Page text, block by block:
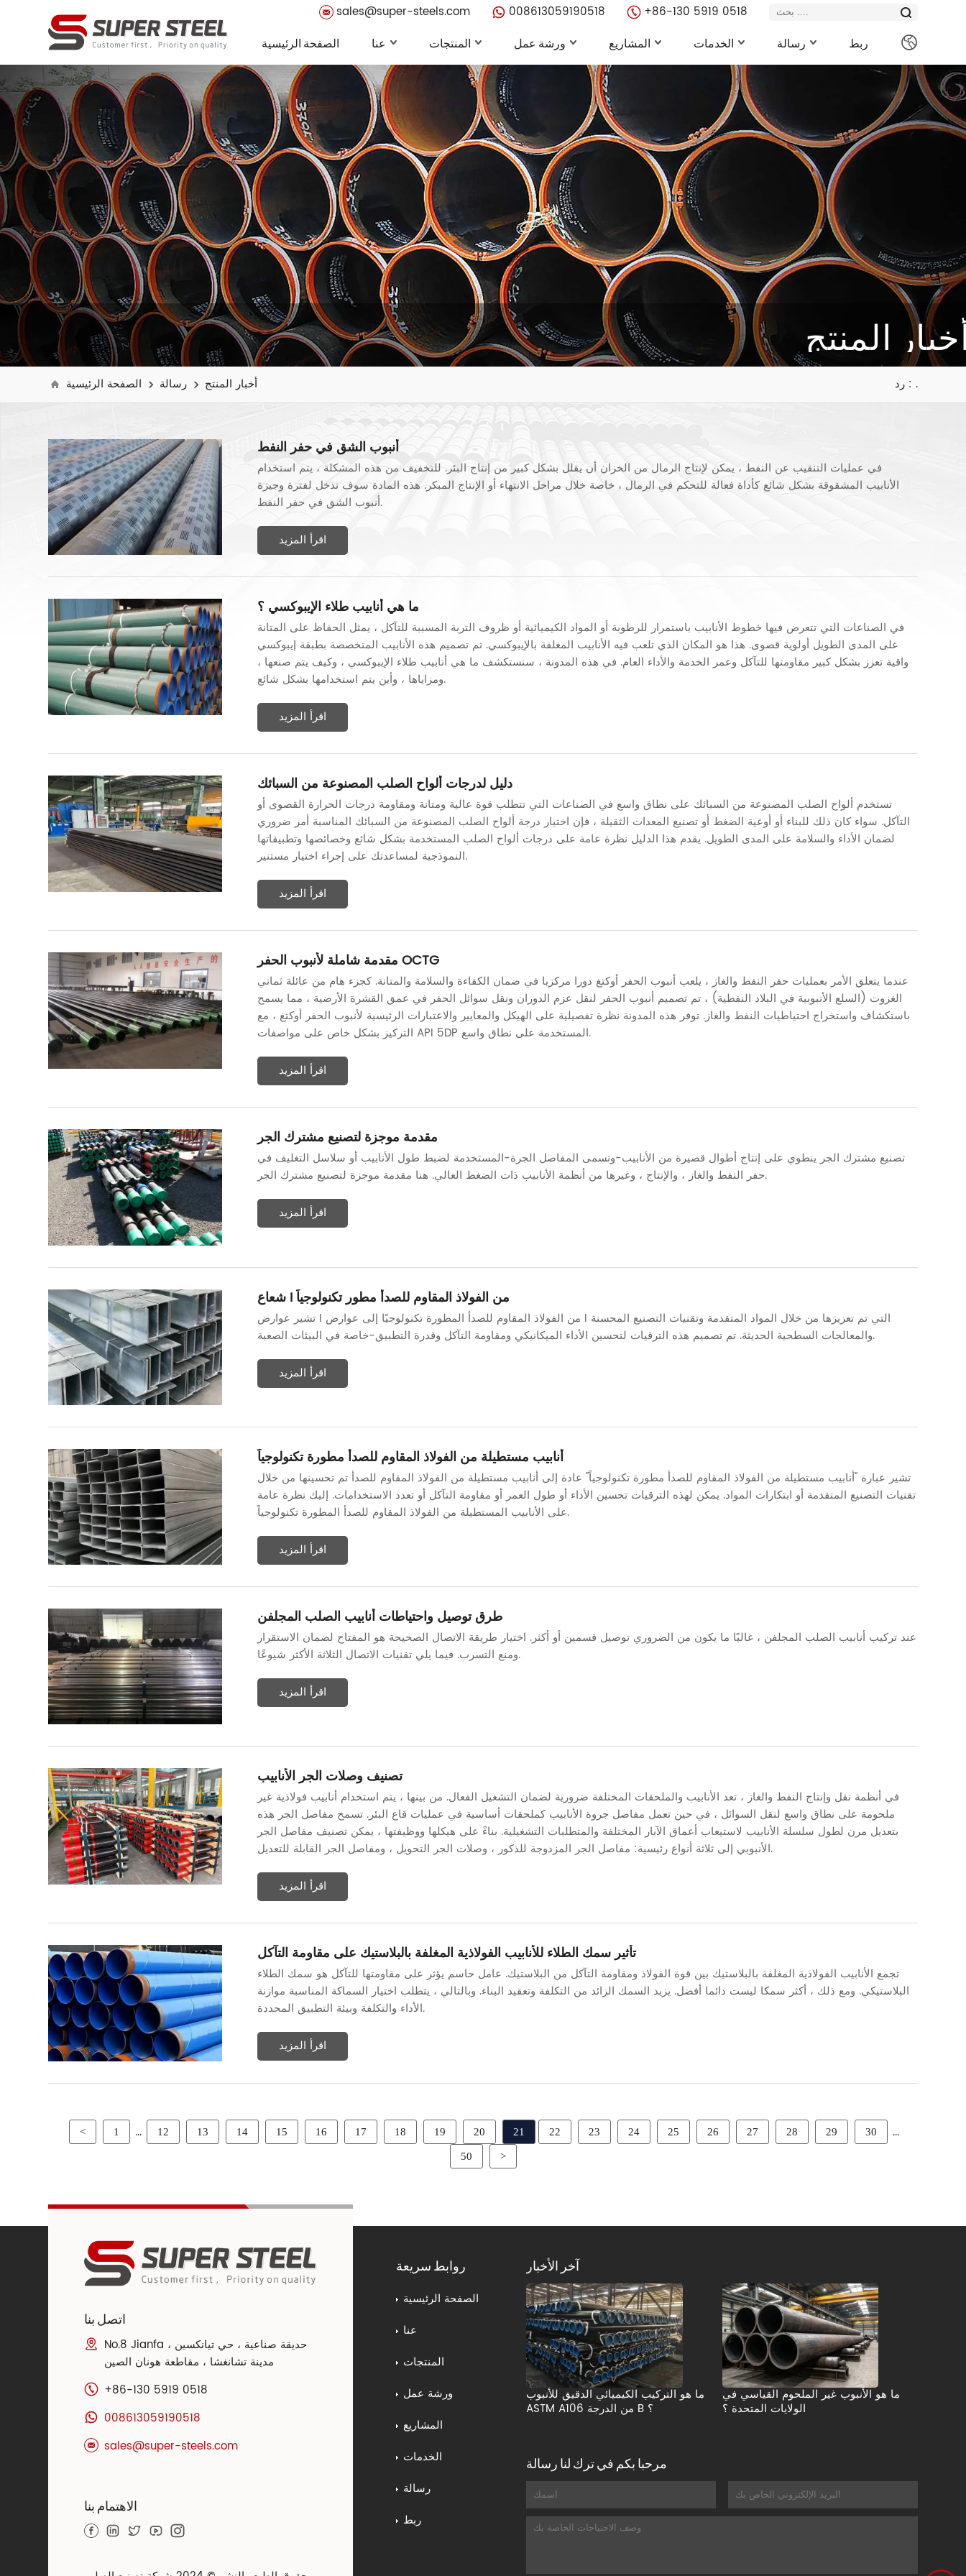
+86-130 5919 0518
008613059190518
sales@super-steels.com
الصفحة الرئيسية عنا المنتجات ورشة عمل المشاريع الخدمات رسالة ربط
المنتج
رد : . الصفحة الرئيسية رسالة أخبار المنتج
أنبوب الشق في حفر النفط
في عمليات التنقيب عن النفط ، يمكن لإنتاج الرمال من الخزان أن يقلل بشكل كبير من إنتاج البئر. للتخفيف من هذه المشكلة ، يتم استخدام
الأنابيب المشقوقة بشكل شائع كأداة فعالة للتحكم في الرمال ، خاصة خلال مراحل الانتهاء أو الإنتاج المبكر. هذه المادة سوف تدخل لفترة وجيزة
أنبوب الشق في حفر النفط.
اقرأ المزيد
ما هي أنابيب طلاء الإيبوكسي ؟
في الصناعات التي تتعرض فيها خطوط الأنابيب باستمرار للرطوبة أو المواد الكيميائية أو ظروف التربة المسببة للتآكل ، يمثل الحفاظ على المتانة
على المدى الطويل أولوية قصوى. هذا هو المكان الذي تلعب فيه الأنابيب المغلفة بالإيبوكسي. تم تصميم هذه الأنابيب المتخصصة بطبقة إيبوكسي
واقية تعزز بشكل كبير مقاومتها للتآكل وعمر الخدمة والأداء العام. في هذه المدونة ، سنستكشف ما هي أنابيب طلاء الإيبوكسي ، وكيف يتم صنعها ،
ومزاياها ، وأين يتم استخدامها بشكل شائع.
اقرأ المزيد
دليل لدرجات ألواح الصلب المصنوعة من السبائك
تستخدم ألواح الصلب المصنوعة من السبائك على نطاق واسع في الصناعات التي تتطلب قوة عالية ومتانة ومقاومة درجات الحرارة القصوى أو
التآكل. سواء كان ذلك للبناء أو أوعية الضغط أو تصنيع المعدات الثقيلة ، فإن اختيار درجة ألواح الصلب المصنوعة من السبائك المناسبة أمر ضروري
لضمان الأداء والسلامة على المدى الطويل. يقدم هذا الدليل نظرة عامة على درجات ألواح الصلب المستخدمة بشكل شائع وخصائصها وتطبيقاتها
النموذجية لمساعدتك على إجراء اختيار مستنير.
اقرأ المزيد
مقدمة شاملة لأنبوب الحفر OCTG
عندما يتعلق الأمر بعمليات حفر النفط والغاز ، يلعب أنبوب الحفر أوكتغ دورا مركزيا في ضمان الكفاءة والسلامة والمتانة. كجزء هام من عائلة ثماني
الغزوت (السلع الأنبوبية في البلاد النفطية) ، تم تصميم أنبوب الحفر لنقل عزم الدوران ونقل سوائل الحفر في عمق القشرة الأرضية ، مما يسمح
باستكشاف واستخراج احتياطيات النفط والغاز. توفر هذه المدونة نظرة تفصيلية على الهيكل والمعايير والاعتبارات الرئيسية لأنبوب الحفر أوكتغ ، مع
التركيز بشكل خاص على مواصفات API 5DP المستخدمة على نطاق واسع.
اقرأ المزيد
مقدمة موجزة لتصنيع مشترك الجر
تصنيع مشترك الجر ينطوي على إنتاج أطوال قصيرة من الأنابيب-وتسمى المفاصل الجرة-المستخدمة لضبط طول الأنابيب أو سلاسل التغليف في
حفر النفط والغاز ، والإنتاج ، وغيرها من أنظمة الأنابيب ذات الضغط العالي. هنا مقدمة موجزة لتصنيع مشترك الجر.
اقرأ المزيد
شعاع I من الفولاذ المقاوم للصدأ مطور تكنولوجياً
تشير عوارض I من الفولاذ المقاوم للصدأ المطورة تكنولوجيًا إلى عوارض I التي تم تعزيزها من خلال المواد المتقدمة وتقنيات التصنيع المحسنة
والمعالجات السطحية الحديثة. تم تصميم هذه الترقيات لتحسين الأداء الميكانيكي ومقاومة التآكل وقدرة التطبيق-خاصة في البيئات الصعبة.
اقرأ المزيد
أنابيب مستطيلة من الفولاذ المقاوم للصدأ مطورة تكنولوجياً
تشير عبارة "أنابيب مستطيلة من الفولاذ المقاوم للصدأ مطورة تكنولوجياً" عادة إلى أنابيب مستطيلة من الفولاذ المقاوم للصدأ تم تحسينها من خلال
تقنيات التصنيع المتقدمة أو ابتكارات المواد. يمكن لهذه الترقيات تحسين الأداء أو طول العمر أو مقاومة التآكل أو تعدد الاستخدامات. إليك نظرة عامة
على الأنابيب المستطيلة من الفولاذ المقاوم للصدأ المطورة تكنولوجياً.
اقرأ المزيد
طرق توصيل واحتياطات أنابيب الصلب المجلفن
عند تركيب أنابيب الصلب المجلفن ، غالبًا ما يكون من الضروري توصيل قسمين أو أكثر. اختيار طريقة الاتصال الصحيحة هو المفتاح لضمان الاستقرار
ومنع التسرب. فيما يلي تقنيات الاتصال الثلاثة الأكثر شيوعًا.
اقرأ المزيد
تصنيف وصلات الجر الأنابيب
في أنظمة نقل وإنتاج النفط والغاز ، تعد الأنابيب والملحقات المختلفة ضرورية لضمان التشغيل الفعال. من بينها ، يتم استخدام أنابيب فولاذية غير
ملحومة على نطاق واسع لنقل السوائل ، في حين تعمل مفاصل جروة الأنابيب كملحقات أساسية في عمليات قاع البئر. تسمح مفاصل الجر هذه
بتعديل مرن لطول سلسلة الأنابيب لاستيعاب أعماق الآبار المختلفة والمتطلبات التشغيلية. بناءً على هيكلها ووظيفتها ، يمكن تصنيف مفاصل الجر
الأنبوبي إلى ثلاثة أنواع رئيسية: مفاصل الجر المزدوجة للذكور ، وصلات الجر التحويل ، ومفاصل الجر القابلة للتعديل.
اقرأ المزيد
تأثير سمك الطلاء للأنابيب الفولاذية المغلفة بالبلاستيك على مقاومة التآكل
تجمع الأنابيب الفولاذية المغلفة بالبلاستيك بين قوة الفولاذ ومقاومة التآكل من البلاستيك. عامل حاسم يؤثر على مقاومتها للتآكل هو سمك الطلاء
البلاستيكي. ومع ذلك ، أكثر سمكا ليست دائما أفضل. يزيد السمك الزائد من التكلفة وتعقيد البناء. وبالتالي ، يتطلب اختيار السماكة المناسبة موازنة
الأداء والتكلفة وبيئة التطبيق المحددة.
اقرأ المزيد
< 1 ... 12 13 14 15 16 17 18 19 20 21 22 23 24 25 26 27 28 29 30 ...
50 >
اتصل بنا
No.8 Jianfa حديقة صناعية ، حي تيانكسين ،
مدينة تشانغشا ، مقاطعة هونان الصين
+86-130 5919 0518
008613059190518
sales@super-steels.com
الاهتمام بنا
روابط سريعة
الصفحة الرئيسية
عنا
المنتجات
ورشة عمل
المشاريع
الخدمات
رسالة
ربط
آخر الأخبار
ما هو التركيب الكيميائي الدقيق للأنبوب
ASTM A106 من الدرجة B ؟
ما هو الأنبوب غير الملحوم القياسي في
الولايات المتحدة ؟
مرحبا بكم في ترك لنا رسالة